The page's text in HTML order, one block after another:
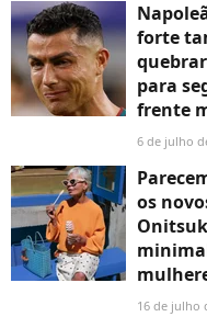
forte
para
frente
6 de julho
os
16 de julho